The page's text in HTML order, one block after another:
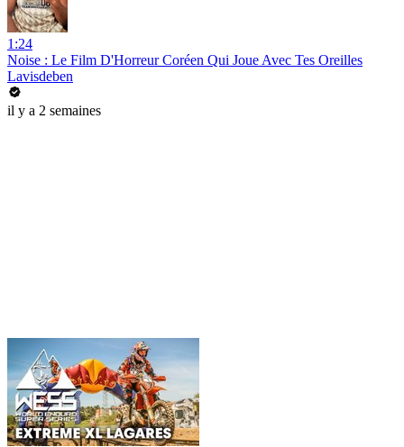
1:24
Noise : Le Film D'Horreur Coréen Qui Joue Avec Tes Oreilles
Lavisdeben
il y a 2 semaines